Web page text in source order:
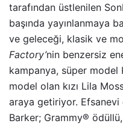
tarafından üstlenilen
başında yayınlanmaya
ve geleceği, klasik ve
Factory’nin benzersiz
kampanya, süper
model olan kızı Lila
araya getiriyor. Efsanevi
Barker; Grammy®